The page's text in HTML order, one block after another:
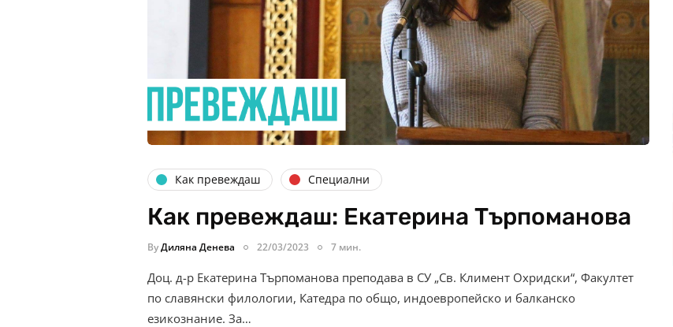
Как превеждаш Специални
Как превеждаш: Екатерина Търпоманова
ByДиляна Денева 22/03/2023 7 мин.
Доц. д-р Екатерина Търпоманова преподава в СУ „Св. Климент Охридски“, Факултет
по славянски филологии, Катедра по общо, индоевропейско и балканско
езикознание. За…